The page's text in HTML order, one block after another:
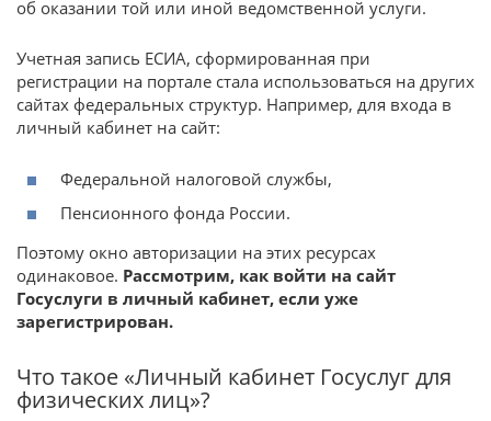
об оказании той или иной ведомственной услуги.
Учетная запись ЕСИА, сформированная при
регистрации на портале стала использоваться на других
сайтах федеральных структур. Например, для входа в
личный кабинет на сайт:
Федеральной налоговой службы,
Пенсионного фонда России.
Поэтому окно авторизации на этих ресурсах
одинаковое. Рассмотрим, как войти на сайт
Госуслуги в личный кабинет, если уже
зарегистрирован.
Что такое «Личный кабинет Госуслуг для
физических лиц»?